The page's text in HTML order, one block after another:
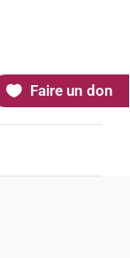
Faire un don